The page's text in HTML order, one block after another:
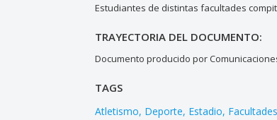
Estudiantes de distintas facultades
TRAYECTORIA DEL DOCUMENTO:
Documento producido por
TAGS
Atletismo Deporte Estadio Facultades